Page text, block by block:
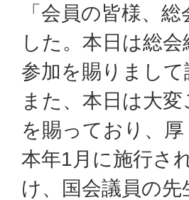
「会員の皆様、
した。本日は総
参加を賜りまし
また、本日は大
を賜っており、
本年1月に施行さ
け、国会議員の